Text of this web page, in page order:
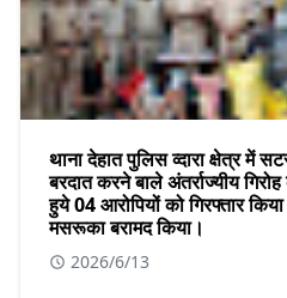
थाना देहात पुलिस व्दारा क्षेत्र में
बरदात करने बाले अंतर्राज्यीय
हुये 04 आरोपियों को गिरफ्तार
मसरूका बरामद किया।
2026/6/13